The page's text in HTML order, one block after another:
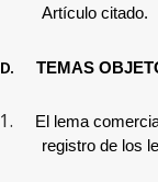
Artículo citado.
D. TEMAS
1.
El lema
registro de los